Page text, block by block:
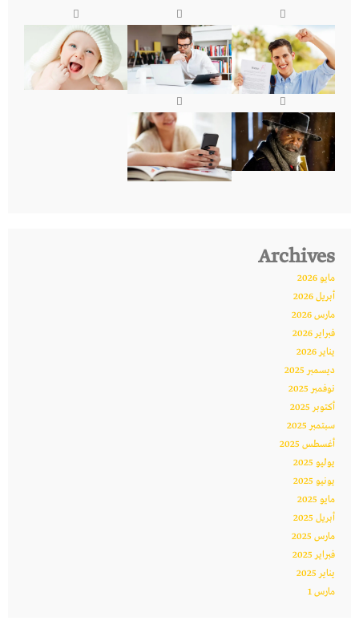
Archives
مايو 2026
أبريل 2026
مارس 2026
فبراير 2026
يناير 2026
ديسمبر 2025
نوفمبر 2025
أكتوبر 2025
سبتمبر 2025
أغسطس 2025
يوليو 2025
يونيو 2025
مايو 2025
أبريل 2025
مارس 2025
فبراير 2025
يناير 2025
مارس 1